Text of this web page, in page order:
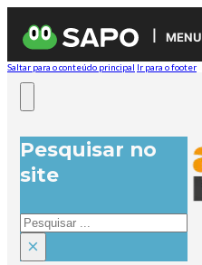
MENU
Saltar para o conteúdo principal Ir para o footer
Pesquisar no
site
Pesquisar
×